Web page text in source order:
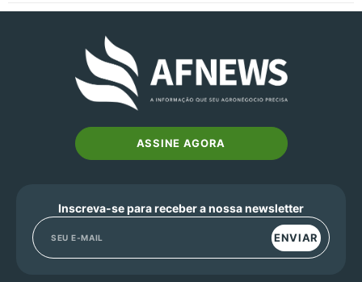
ASSINE AGORA
Inscreva-se para receber a nossa newsletter
ENVIAR